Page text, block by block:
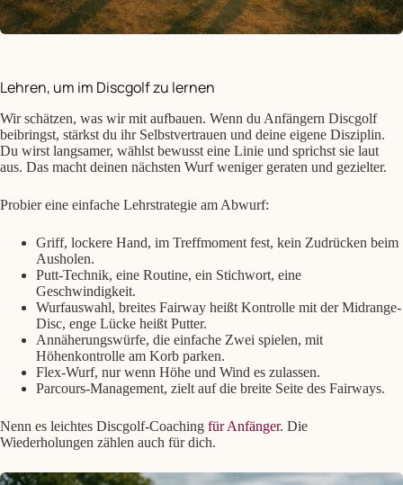
Lehren, um im Discgolf zu lernen
Wir schätzen, was wir mit aufbauen. Wenn du Anfängern Discgolf
beibringst, stärkst du ihr Selbstvertrauen und deine eigene Disziplin.
Du wirst langsamer, wählst bewusst eine Linie und sprichst sie laut
aus. Das macht deinen nächsten Wurf weniger geraten und gezielter.
Probier eine einfache Lehrstrategie am Abwurf:
Griff, lockere Hand, im Treffmoment fest, kein Zudrücken beim
Ausholen.
Putt-Technik, eine Routine, ein Stichwort, eine
Geschwindigkeit.
Wurfauswahl, breites Fairway heißt Kontrolle mit der Midrange-
Disc, enge Lücke heißt Putter.
Annäherungswürfe, die einfache Zwei spielen, mit
Höhenkontrolle am Korb parken.
Flex-Wurf, nur wenn Höhe und Wind es zulassen.
Parcours-Management, zielt auf die breite Seite des Fairways.
Nenn es leichtes Discgolf-Coaching für Anfänger. Die
Wiederholungen zählen auch für dich.